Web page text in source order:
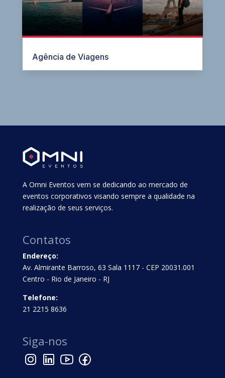
Agência de Viagens
A Omni Eventos vem se dedicando ao mercado de
eventos corporativos visando sempre a qualidade na
realização de seus serviços.
Contatos
Endereço:
Av. Almirante Barroso, 63 Sala 1117 - CEP 20031.001
Centro - Rio de Janeiro - RJ
Telefone:
21 2215 8636
Siga-nos